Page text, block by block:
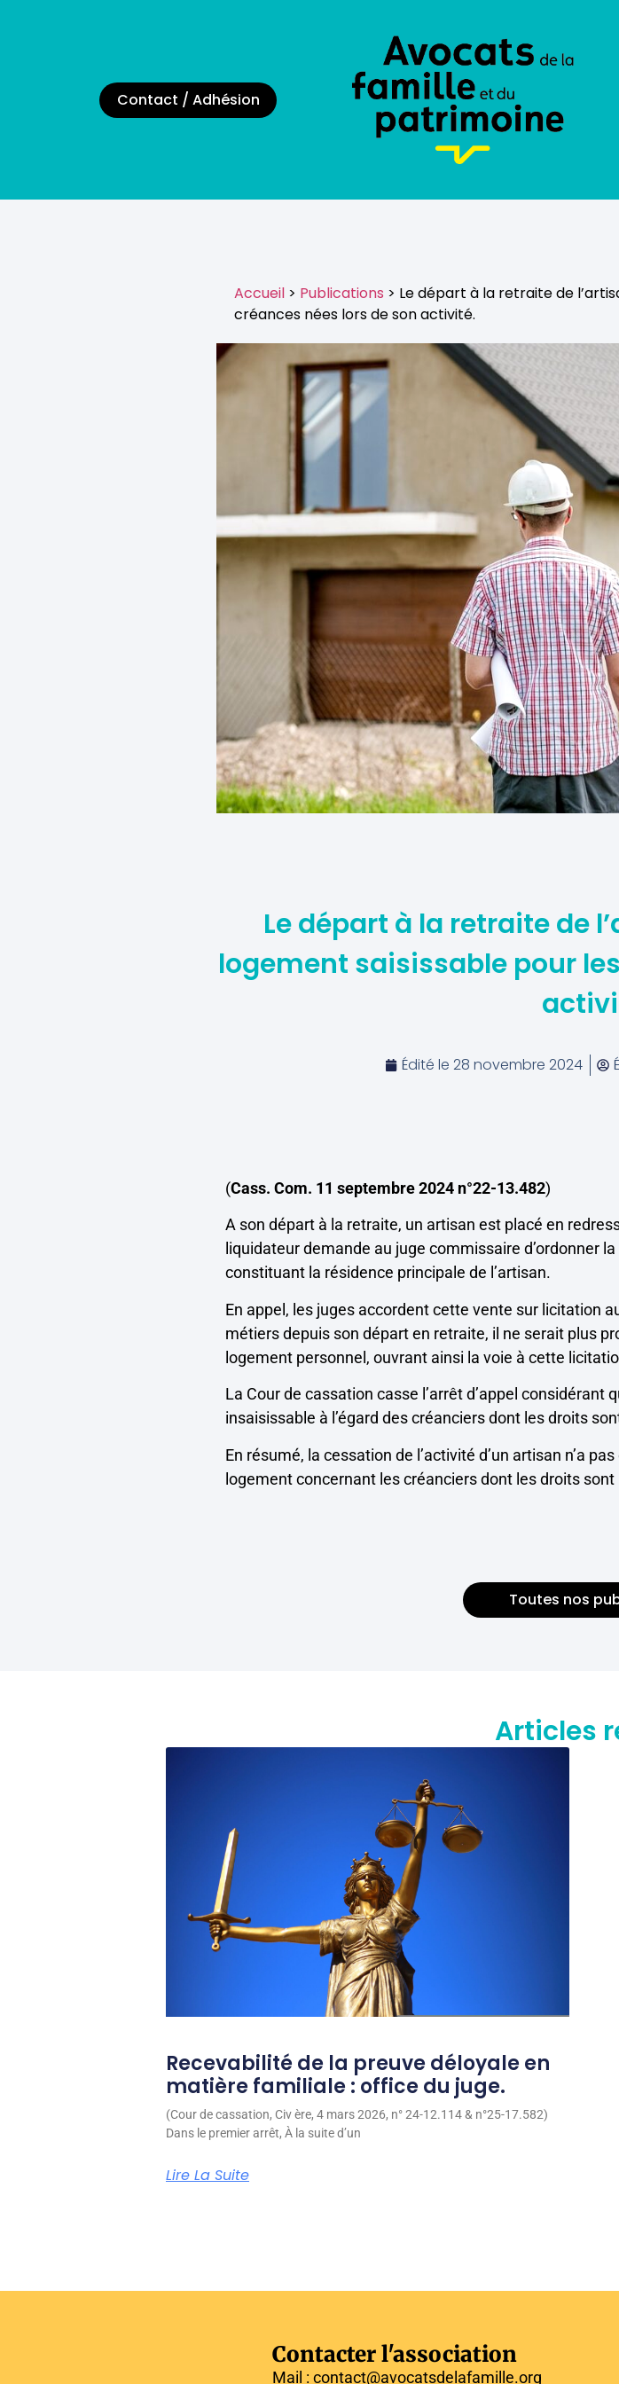
Contact / Adhésion
Accueil > Publications > Le départ à la retraite de
créances nées lors de son activité.
Le départ à la retraite de
logement saisissable pour
Édité le 28 novembre 2024
(Cass. Com. 11 septembre 2024 n°22-13.482)
A son départ à la retraite, un artisan est placé en
liquidateur demande au juge commissaire d’ordonner
constituant la résidence principale de l’artisan.
En appel, les juges accordent cette vente sur licitation
métiers depuis son départ en retraite, il ne serait plus
logement personnel, ouvrant ainsi la voie à cette
La Cour de cassation casse l’arrêt d’appel
insaisissable à l’égard des créanciers dont les droits
En résumé, la cessation de l’activité d’un artisan n’a
logement concernant les créanciers dont les droits
Toutes nos
Articles
Recevabilité de la preuve déloyale en
matière familiale : office du juge.
(Cour de cassation, Civ ère, 4 mars 2026, n° 24-12.114 & n°25-17.582)
Dans le premier arrêt, À la suite d’un
Lire La Suite
Contacter l'association
Mail : contact@avocatsdelafamille.org